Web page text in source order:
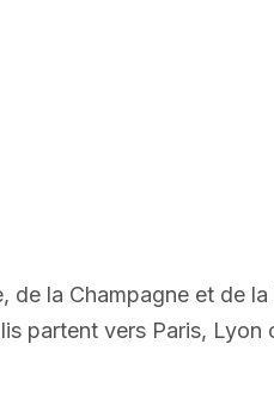
de la Champagne et de
partent vers Paris, Lyon